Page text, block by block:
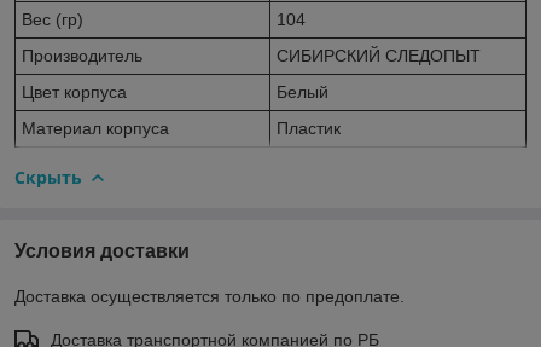
Вес (гр)
104
Производитель
СИБИРСКИЙ СЛЕДОПЫТ
Цвет корпуса
Белый
Материал корпуса
Пластик
Скрыть
Условия доставки
Доставка осуществляется только по предоплате.
Доставка транспортной компанией по РБ